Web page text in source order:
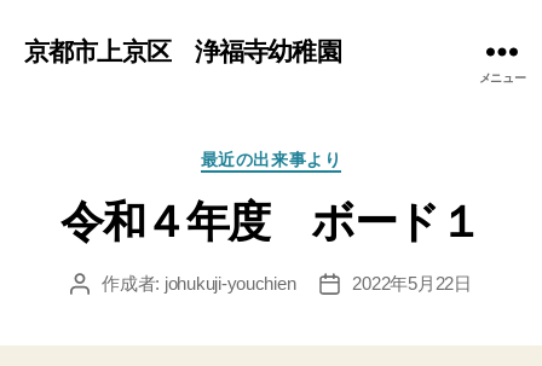
京都市上京区 浄福寺幼稚園
メニュー
カ
ゴ
リ
最近の出来事より
令和４年度 ボード１
投 作成者: johukuji-youchien
投
2022年5月22日